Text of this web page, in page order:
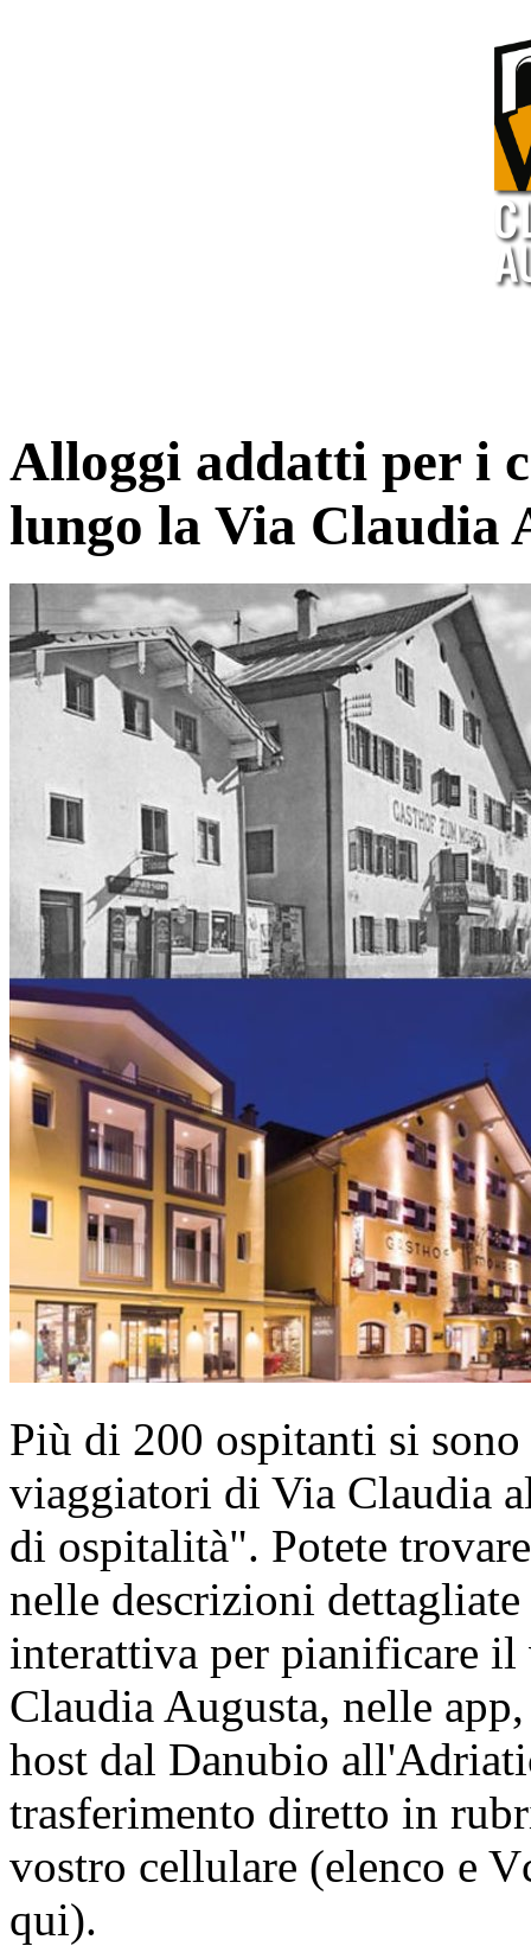
Alloggi addatti per i
lungo la Via Claudia
Più di 200 ospitanti si
viaggiatori di Via Claudia
di ospitalità". Potete
nelle descrizioni
interattiva per pianificare
Claudia Augusta, nelle
host dal Danubio
trasferimento diretto in
vostro cellulare (elenco e
qui).